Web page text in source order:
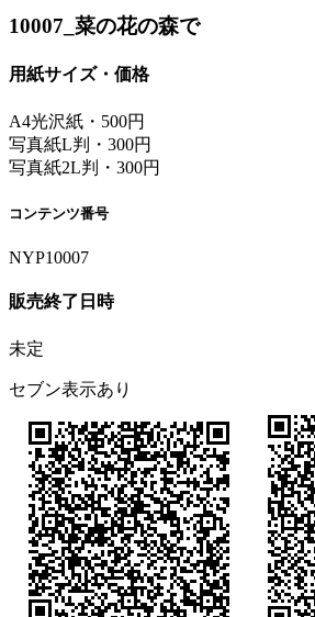
10007_菜の花の森で
用紙サイズ・価格
A4光沢紙・500円
写真紙L判・300円
写真紙2L判・300円
コンテンツ番号
NYP10007
販売終了日時
未定
セブン表示あり